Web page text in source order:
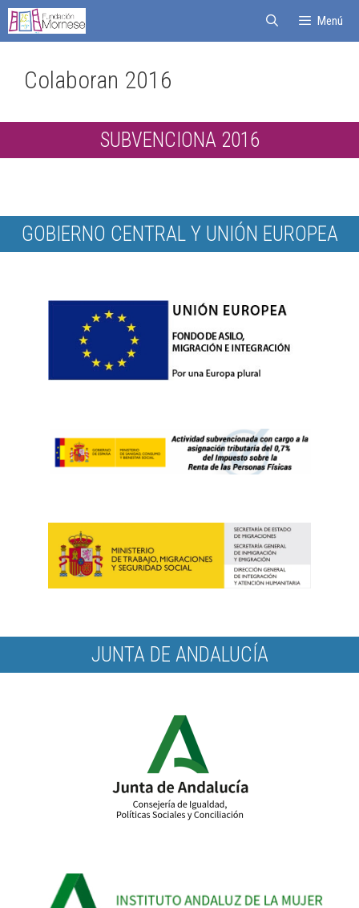
Menú
Colaboran 2016
SUBVENCIONA 2016
GOBIERNO CENTRAL Y UNIÓN EUROPEA
JUNTA DE ANDALUCÍA